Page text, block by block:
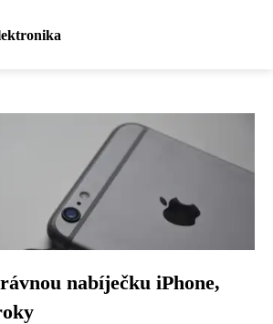
nabíječku iPhone,